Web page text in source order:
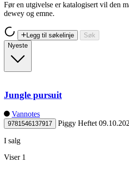
Før en utgivelse er katalogisert vil den
dewey og emne.
Legg til søkelinje
Søk
Nyeste
Jungle pursuit
Vannotes
9781546137917 Piggy Heftet
I salg
Viser 1